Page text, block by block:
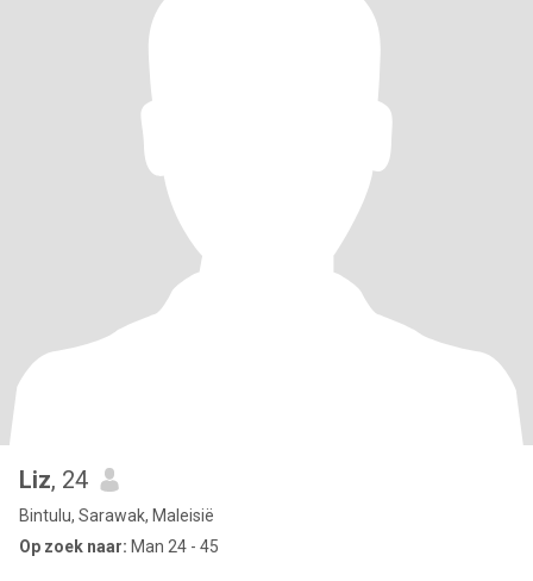
Liz, 24
Bintulu, Sarawak, Maleisië
Op zoek naar: Man 24 - 45